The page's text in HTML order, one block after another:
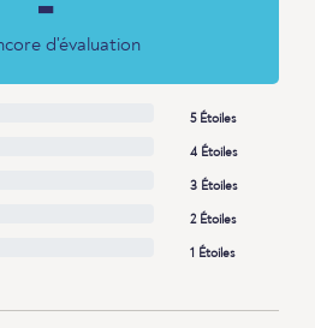
d'évaluation
5 Étoiles
4 Étoiles
3 Étoiles
2 Étoiles
1 Étoiles